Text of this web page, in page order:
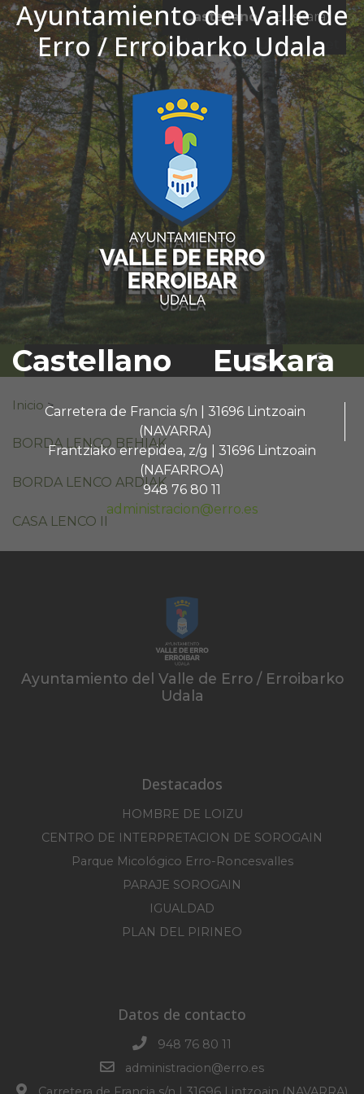
Ayuntamiento del Valle de
Erro / Erroibarko Udala
Castellano Euskara
Carretera de Francia s/n | 31696 Lintzoain
(NAVARRA)
Frantziako errepidea, z/g | 31696 Lintzoain
(NAFARROA)
948 76 80 11
administracion@erro.es
Ir al contenido
Castellano
Euskara
El tiempo - Tutiempo.net
Buscar:
Inicio >
BORDA LENCO BEHIAK
BORDA LENCO ARDIAK
CASA LENCO II
Ayuntamiento del Valle de Erro / Erroibarko
Udala
Destacados
HOMBRE DE LOIZU
CENTRO DE INTERPRETACION DE SOROGAIN
Parque Micológico Erro-Roncesvalles
PARAJE SOROGAIN
IGUALDAD
PLAN DEL PIRINEO
Datos de contacto
948 76 80 11
administracion@erro.es